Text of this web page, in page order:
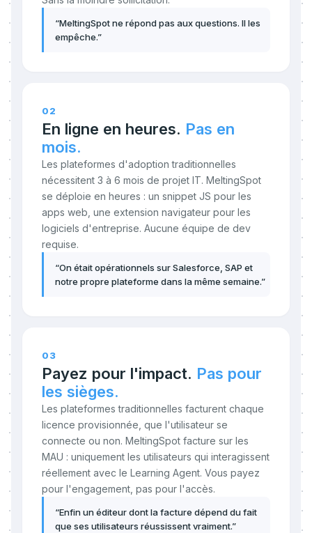
“MeltingSpot ne répond pas aux questions. Il les
empêche.”
02
En ligne en heures. Pas en
mois.
Les plateformes d'adoption traditionnelles
nécessitent 3 à 6 mois de projet IT. MeltingSpot
se déploie en heures : un snippet JS pour les
apps web, une extension navigateur pour les
logiciels d'entreprise. Aucune équipe de dev
requise.
“On était opérationnels sur Salesforce, SAP et
notre propre plateforme dans la même semaine.”
03
Payez pour l'impact. Pas pour
les sièges.
Les plateformes traditionnelles facturent chaque
licence provisionnée, que l'utilisateur se
connecte ou non. MeltingSpot facture sur les
MAU : uniquement les utilisateurs qui interagissent
réellement avec le Learning Agent. Vous payez
pour l'engagement, pas pour l'accès.
“Enfin un éditeur dont la facture dépend du fait
que ses utilisateurs réussissent vraiment.”